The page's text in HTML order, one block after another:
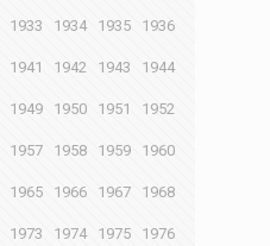
1933 1934 1935 1936
1941 1942 1943 1944
1949 1950 1951 1952
1957 1958 1959 1960
1965 1966 1967 1968
1973 1974 1975 1976